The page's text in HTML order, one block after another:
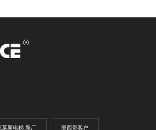
莱斯电梯 新厂 墨西哥客户